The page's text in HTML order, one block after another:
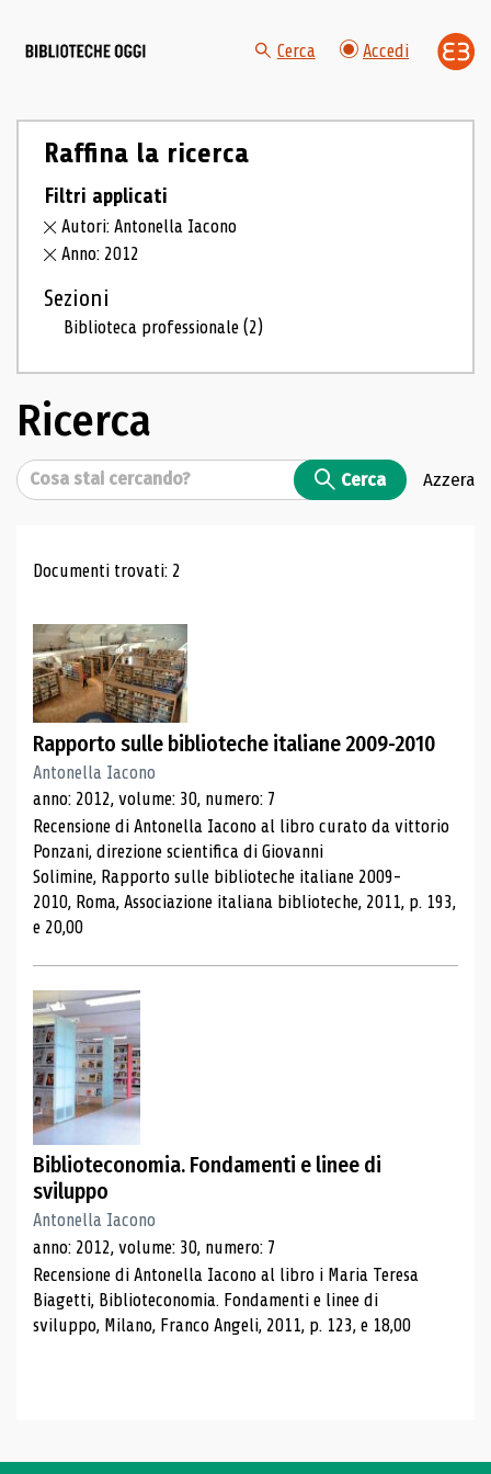
Cerca Accedi
Raffina la ricerca
Filtri applicati
Autori: Antonella Iacono
Anno: 2012
Sezioni
Biblioteca professionale(2)
Ricerca
Cerca Cerca Azzera
Risultati di ricerca
Documenti trovati: 2
Rapporto sulle biblioteche italiane 2009-2010
Antonella Iacono
anno: 2012, volume: 30, numero: 7
Recensione di Antonella Iacono al libro curato da vittorio
Ponzani, direzione scientifica di Giovanni
Solimine, Rapporto sulle biblioteche italiane 2009-
2010, Roma, Associazione italiana biblioteche, 2011, p. 193,
e 20,00
Biblioteconomia. Fondamenti e linee di
sviluppo
Antonella Iacono
anno: 2012, volume: 30, numero: 7
Recensione di Antonella Iacono al libro i Maria Teresa
Biagetti, Biblioteconomia. Fondamenti e linee di
sviluppo, Milano, Franco Angeli, 2011, p. 123, e 18,00